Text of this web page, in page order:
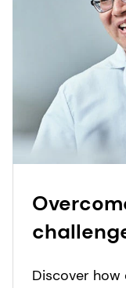
Discover how